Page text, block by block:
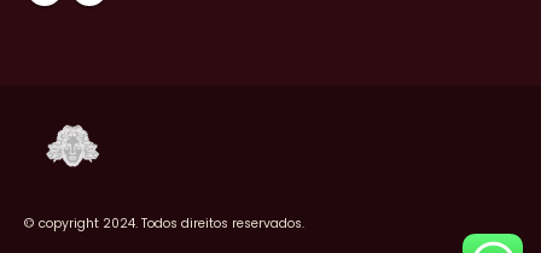
© copyright 2024. Todos direitos reservados.